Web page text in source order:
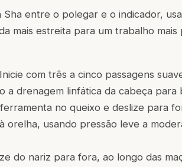
Sha entre o polegar e o indicador,
mais estreita para um trabalho
Inicie com três a cinco passagens
a drenagem linfática da cabeça para
no queixo e deslize para
orelha, usando pressão leve a
do nariz para fora, ao longo das